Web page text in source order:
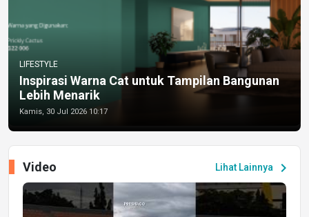
LIFESTYLE
Inspirasi Warna Cat untuk Tampilan Bangunan
Lebih Menarik
Kamis, 30 Jul 2026 10:17
Lihat Lainnya chevron_right
Video